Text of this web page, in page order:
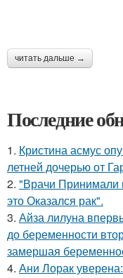
читать дальше →
Последние
1. Кристина асмус
летней дочерью от
2. "Врачи Принимали
это Оказался рак".
3. Айза лилуна
до беременности
замершая
4. Ани Лорак